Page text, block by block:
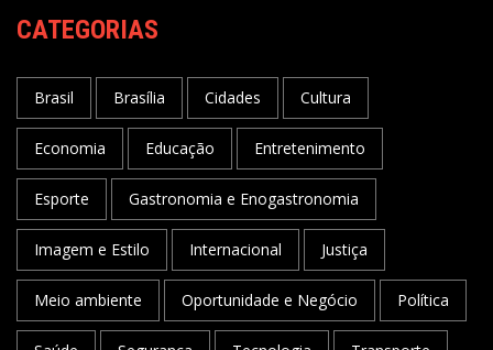
CATEGORIAS
Brasil Brasília Cidades Cultura
Economia Educação Entretenimento
Esporte Gastronomia e Enogastronomia
Imagem e Estilo Internacional Justiça
Meio ambiente Oportunidade e Negócio Política